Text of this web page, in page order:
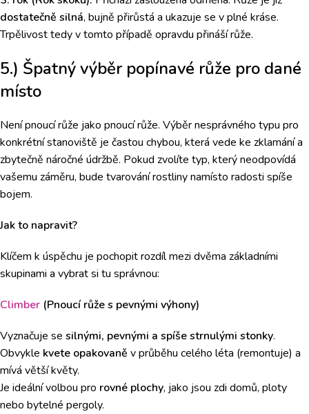
dostatečně silná, bujně přirůstá a ukazuje se v plné kráse.
Trpělivost tedy v tomto případě opravdu přináší růže.
5.) Špatný výběr popínavé růže pro dané
místo
Není pnoucí růže jako pnoucí růže. Výběr nesprávného typu pro
konkrétní stanoviště je častou chybou, která vede ke zklamání a
zbytečně náročné údržbě. Pokud zvolíte typ, který neodpovídá
vašemu záměru, bude tvarování rostliny namísto radosti spíše
bojem.
Jak to napravit?
Klíčem k úspěchu je pochopit rozdíl mezi dvěma základními
skupinami a vybrat si tu správnou:
Climber (Pnoucí růže s pevnými výhony)
Vyznačuje se silnými, pevnými a spíše strnulými stonky.
Obvykle kvete opakovaně v průběhu celého léta (remontuje) a
mívá větší květy.
Je ideální volbou pro rovné plochy, jako jsou zdi domů, ploty
nebo bytelné pergoly.